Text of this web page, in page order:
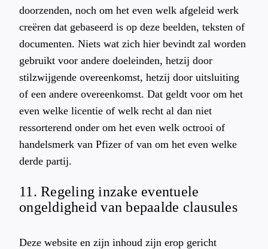
doorzenden, noch om het even welk afgeleid werk
creëren dat gebaseerd is op deze beelden, teksten of
documenten. Niets wat zich hier bevindt zal worden
gebruikt voor andere doeleinden, hetzij door
stilzwijgende overeenkomst, hetzij door uitsluiting
of een andere overeenkomst. Dat geldt voor om het
even welke licentie of welk recht al dan niet
ressorterend onder om het even welk octrooi of
handelsmerk van Pfizer of van om het even welke
derde partij.
11. Regeling inzake eventuele
ongeldigheid van bepaalde clausules
Deze website en zijn inhoud zijn erop gericht